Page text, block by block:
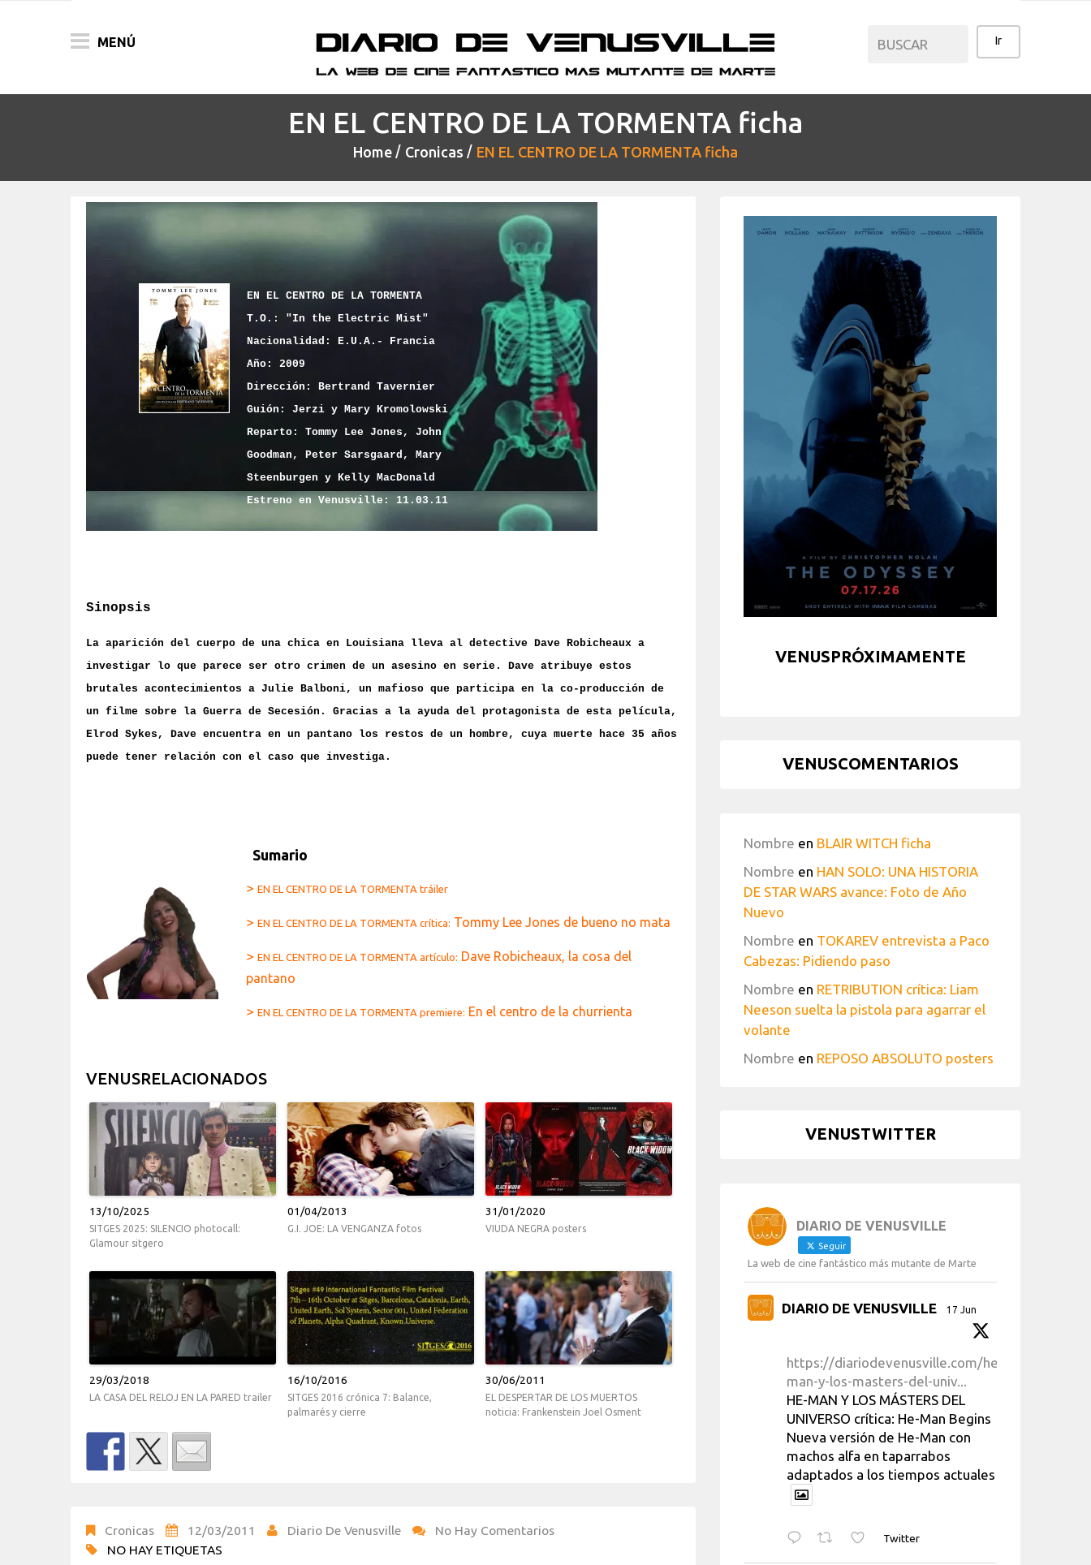
MENÚ
EN EL CENTRO DE LA TORMENTA ficha
Home Cronicas EN EL CENTRO DE LA TORMENTA ficha
EN EL CENTRO DE LA TORMENTA
T.O.: "In the Electric Mist"
Nacionalidad: E.U.A.- Francia
Año: 2009
Dirección: Bertrand Tavernier
Guión: Jerzi y Mary Kromolowski
Reparto: Tommy Lee Jones, John
Goodman, Peter Sarsgaard, Mary
Steenburgen y Kelly MacDonald
Estreno en Venusville: 11.03.11
Sinopsis
La aparición del cuerpo de una chica en Louisiana lleva al detective Dave Robicheaux a
investigar lo que parece ser otro crimen de un asesino en serie. Dave atribuye estos
brutales acontecimientos a Julie Balboni, un mafioso que participa en la co-producción de
un filme sobre la Guerra de Secesión. Gracias a la ayuda del protagonista de esta película,
Elrod Sykes, Dave encuentra en un pantano los restos de un hombre, cuya muerte hace 35 años
puede tener relación con el caso que investiga.
Sumario
> EN EL CENTRO DE LA TORMENTA tráiler
> EN EL CENTRO DE LA TORMENTA crítica: Tommy Lee Jones de bueno no mata
> EN EL CENTRO DE LA TORMENTA artículo: Dave Robicheaux, la cosa del
pantano
> EN EL CENTRO DE LA TORMENTA premiere: En el centro de la churrienta
VENUSRELACIONADOS
13/10/2025
SITGES 2025: SILENCIO photocall:
Glamour sitgero
01/04/2013
G.I. JOE: LA VENGANZA fotos
31/01/2020
VIUDA NEGRA posters
29/03/2018
LA CASA DEL RELOJ EN LA PARED trailer
16/10/2016
SITGES 2016 crónica 7: Balance,
palmarés y cierre
30/06/2011
EL DESPERTAR DE LOS MUERTOS
noticia: Frankenstein Joel Osment
Cronicas 12/03/2011 Diario De Venusville
No Hay Comentarios
NO HAY ETIQUETAS
VENUSPRÓXIMAMENTE
VENUSCOMENTARIOS
Nombre en BLAIR WITCH ficha
Nombre en HAN SOLO: UNA HISTORIA
DE STAR WARS avance: Foto de Año
Nuevo
Nombre en TOKAREV entrevista a Paco
Cabezas: Pidiendo paso
Nombre en RETRIBUTION crítica: Liam
Neeson suelta la pistola para agarrar el
volante
Nombre en REPOSO ABSOLUTO posters
VENUSTWITTER
DIARIO DE VENUSVILLE
Seguir
La web de cine fantástico más mutante de Marte
DIARIO DE VENUSVILLE 17 Jun
https://diariodevenusville.com/he-
man-y-los-masters-del-univ...
HE-MAN Y LOS MÁSTERS DEL
UNIVERSO crítica: He-Man Begins
Nueva versión de He-Man con
machos alfa en taparrabos
adaptados a los tiempos actuales
Twitter
PRENSA
FESTIVALES